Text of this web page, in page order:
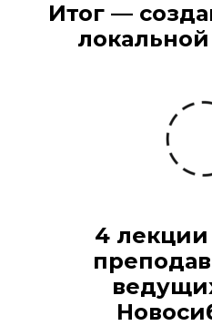
Итог —
4 лекции